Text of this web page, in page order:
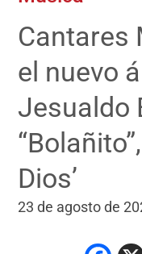
Cantares
el nuevo
Jesualdo
Dios’
23 de agosto de